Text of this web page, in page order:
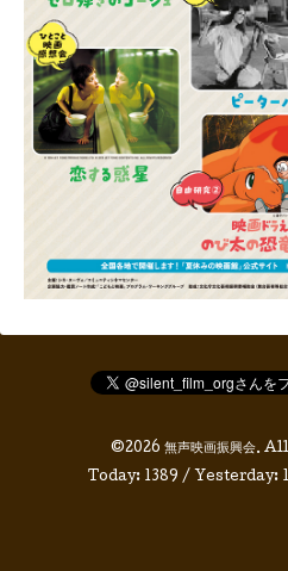
©2026 無声映画振興会. All
Today: 1389 / Yesterday: